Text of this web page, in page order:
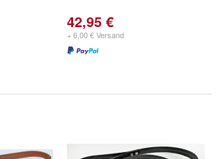
42,95 €
+ 6,00 € Versand